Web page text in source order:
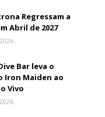
Regressam a
Abril de 2027
Bar leva o
Iron Maiden ao
Vivo